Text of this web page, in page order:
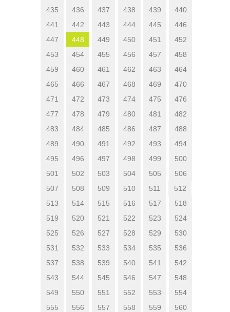
435 436 437 438 439
440
441
442 443 444 445
446
447
448 449 450 451
452
453
454 455 456 457
458
459
460 461 462 463
464
465
466 467 468 469
470
471
472 473 474 475
476
477
478 479 480 481
482
483
484 485 486 487
488
489
490 491 492 493
494
495
496 497 498 499
500
501
502 503 504 505
506
507
508 509 510 511
512
513
514 515 516 517
518
519
520 521 522 523
524
525
526 527 528 529
530
531
532 533 534 535
536
537
538 539 540 541
542
543
544 545 546 547
548
549
550 551 552 553
554
555
556 557 558 559
560